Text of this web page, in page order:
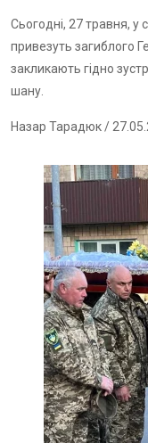
Сьогодні, 27 травня,
привезуть загиблого
закликають гідно
шану.
Назар Тарадюк/